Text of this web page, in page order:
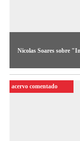
Nicolas Soares sobre
O artista e curador
acervo comentado